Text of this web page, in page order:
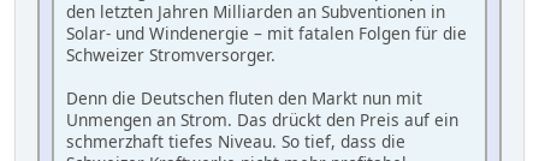
den letzten Jahren Milliarden an Subventionen in
Solar- und Windenergie – mit fatalen Folgen für die
Schweizer Stromversorger.
Denn die Deutschen fluten den Markt nun mit
Unmengen an Strom. Das drückt den Preis auf ein
schmerzhaft tiefes Niveau. So tief, dass die